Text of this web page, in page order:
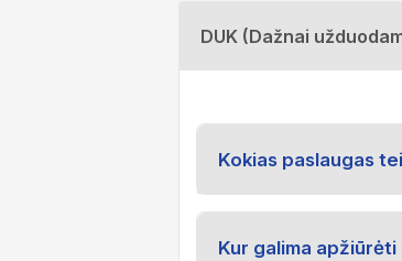
DUK (Dažnai
Kokias paslaugas
Kur galima